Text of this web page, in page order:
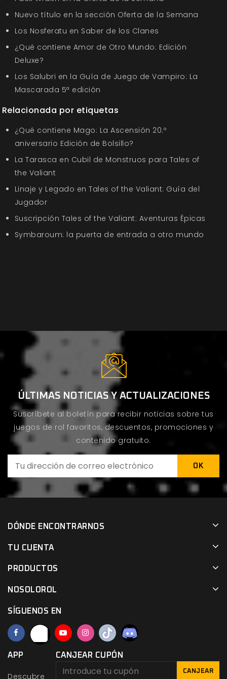
Nuevo título en la sección Oferta de la Semana
Los Nosferatu en Saber de los Clanes
¿Qué contiene Amor de Otro Mundo: Edición
Deluxe?
Los Salubri en la Guía de Juego de Vampiro: La
Mascarada 5ª edición
Relacionada por etiquetas
¿Qué contiene Mago: La Ascensión 20.º
aniversario Edición de Bolsillo?
La Tarasca en Cubil de Monstruos para Tales of
the Valiant
Linaje y Legado en Tales of the Valiant: Guía del
Jugador
Suscripción Tales of the Valiant: Aventuras Épicas
Symbaroum: la puerta de entrada a otro mundo
ÚLTIMAS NOTICIAS Y ACTUALIZACIONES
Suscríbete al boletín para recibir noticias sobre tus
juegos de rol favoritos, descuentos, promociones y
contenido gratuito.
DÓNDE ENCONTRARNOS
TU CUENTA
PRODUCTOS
NOSOLOROL
SÍGUENOS EN
APP
Descubre
CANJEAR CUPÓN
CANJEAR